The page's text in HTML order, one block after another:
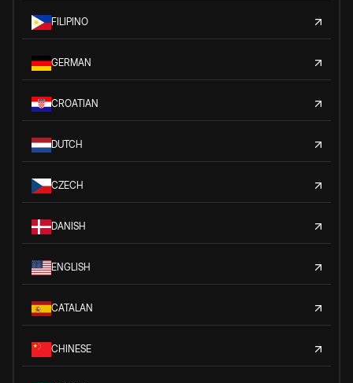
FILIPINO
GERMAN
CROATIAN
DUTCH
CZECH
DANISH
ENGLISH
CATALAN
CHINESE